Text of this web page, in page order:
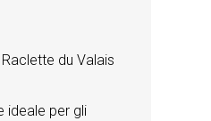
du Valais
ideale per gli